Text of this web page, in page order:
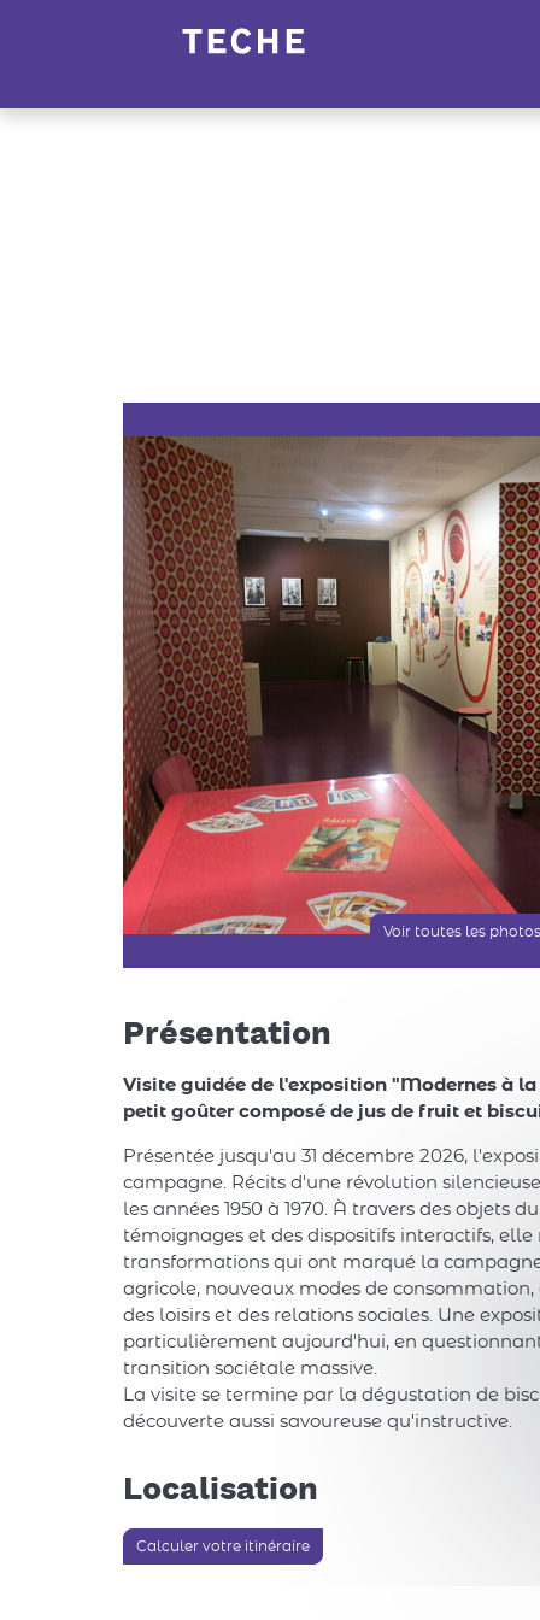
Voir toutes les photos
Présentation
Visite guidée de l'exposition "Modernes à
petit goûter composé de jus de fruit et
Présentée jusqu'au 31 décembre 2026,
campagne. Récits d'une révolution
les années 1950 à 1970. À travers des objets
témoignages et des dispositifs interactifs, elle
transformations qui ont marqué la
agricole, nouveaux modes de
des loisirs et des relations sociales. Une
particulièrement aujourd'hui, en
transition sociétale massive.
La visite se termine par la dégustation de
découverte aussi savoureuse qu'instructive.
Localisation
Calculer votre itinéraire